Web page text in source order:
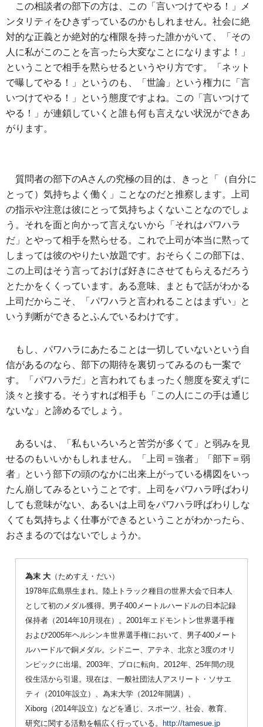
この相談者の部下の方は、この「言いつけてやる！」メ
ンタリティをひきずっているのかもしれません。社会に絶
対的な正義とか絶対的な権限を持った誰かがいて、「その
人に私がこのことを言ったら大変なことになりますよ！」
ということで相手を黙らせるというやり方です。「ネット
で曝してやる！」というのも、「世論」という権力に「言
いつけてやる！」という態度ですよね。この「言いつけて
やる！」が連鎖していくと誰も何も言えない状況ができあ
がります。
質問者の部下のAさんの究極の目的は、きっと「（自分に
とって）気持ちよく働く」ことなのだと推察します。上司
の指示や注意は彼にとって気持ちよくないことなのでしょ
う。それを面と向かって言えないから「それはパワハラ
だ」とやって相手を黙らせる。これで上司が本当に黙って
しまっては彼のやりたい放題です。おそらくこの部下は、
この上司はそう言っておけば好きにさせてもらえるだろう
とたかをくくっています。ある意味、まともで話がわかる
上司だからこそ、「パワハラと言われることはまずい」と
いう判断ができるとふんでいるわけです。
もし、パワハラにあたることは一切していないという自
信があるのなら、部下の期待を裏切ってみるのも一案で
す。「パワハラだ」と言われてもまったく態度を変えずに
淡々と接する。そうすれば相手も「この人にこの手は通じ
ないな」と諦めるでしょう。
あるいは、「私もいろいろと苦労が多くて」と弱みを見
せるのもいいかもしれません。「上司＝強者」「部下＝弱
者」という部下の頭のなかに出来上がっている構図をいっ
たん崩してみるということです。上司をパワハラ呼ばわり
しても意味がない、あるいは上司をパワハラ呼ばわりしな
くても気持ちよく仕事ができるということがわかったら、
おさまるのではないでしょうか。
為末 大 （ためすえ・だい）
1978年広島県生まれ。陸上トラック種目の世界大会で日本人
として初のメダル獲得。男子400メートルハードルの日本記録
保持者（2014年10月現在）。2001年エドモントン世界選手権
および2005年ヘルシンキ世界選手権において、男子400メート
ルハードルで銅メダル。シドニー、アテネ、北京と3度のオリ
ンピックに出場。2003年、プロに転向。2012年、25年間の現
役生活から引退。現在は、一般社団法人アスリート・ソサエ
ティ（2010年設立）、為末大学（2012年開講）、
Xiborg（2014年設立）などを通じ、スポーツ、社会、教育、
研究に関する活動を幅広く行っている。 http://tamesue.jp